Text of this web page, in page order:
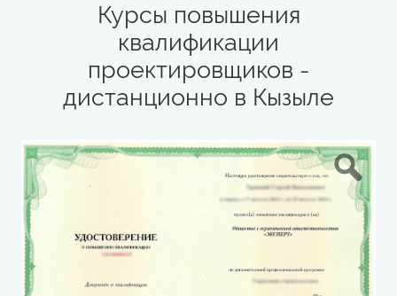
Курсы повышения
квалификации
проектировщиков -
дистанционно в Кызыле